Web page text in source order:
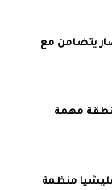
يتضامن مع
مهمة
منظمة